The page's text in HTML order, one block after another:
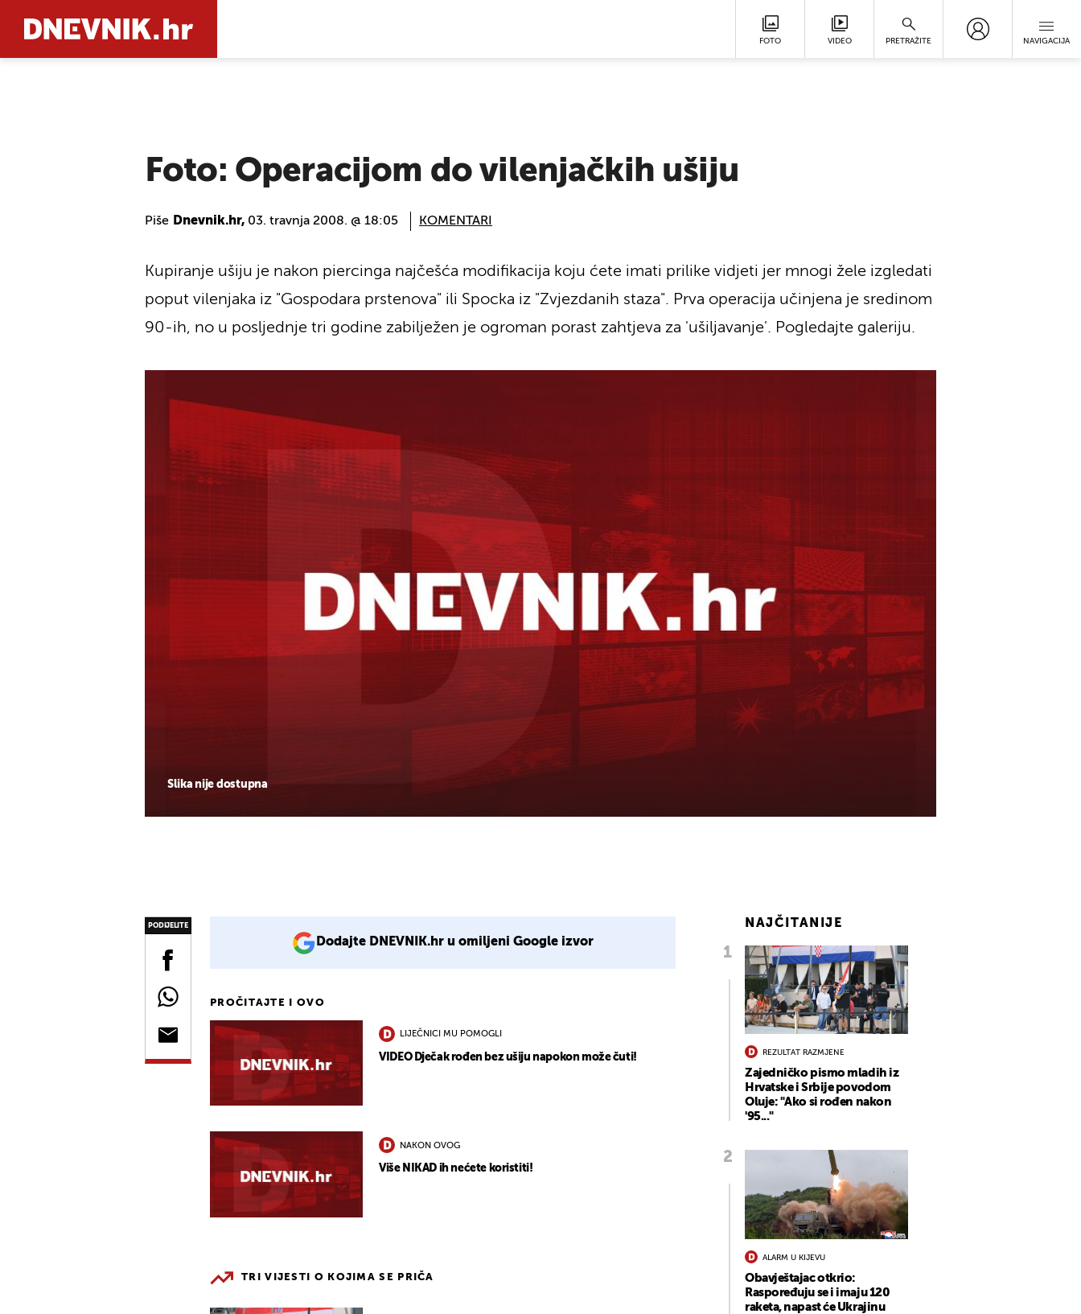
FOTO VIDEO PRETRAŽITE NAVIGACIJA
Foto: Operacijom do vilenjačkih ušiju
Piše Dnevnik.hr, 03. travnja 2008. @ 18:05 KOMENTARI
Slika nije dostupna
Kupiranje ušiju je nakon piercinga najčešća modifikacija koju ćete imati prilike vidjeti jer mnogi žele izgledati
poput vilenjaka iz "Gospodara prstenova" ili Spocka iz "Zvjezdanih staza". Prva operacija učinjena je sredinom
90-ih, no u posljednje tri godine zabilježen je ogroman porast zahtjeva za 'ušiljavanje'. Pogledajte galeriju.
PODIJELITE
Dodajte DNEVNIK.hr u omiljeni Google izvor
PROČITAJTE I OVO
LIJEČNICI MU POMOGLI
VIDEO Dječak rođen bez ušiju napokon može čuti!
NAKON OVOG
Više NIKAD ih nećete koristiti!
TRI VIJESTI O KOJIMA SE PRIČA
NAJČITANIJE
REZULTAT RAZMJENE
Zajedničko pismo mladih iz
Hrvatske i Srbije povodom
Oluje: "Ako si rođen nakon
'95..."
ALARM U KIJEVU
Obavještajac otkrio:
Raspoređuju se i imaju 120
raketa, napast će Ukrajinu